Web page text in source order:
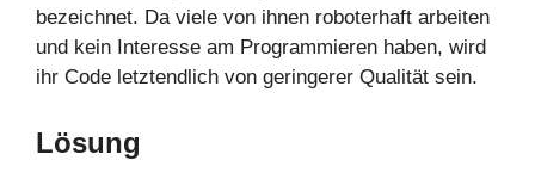
bezeichnet. Da viele von ihnen roboterhaft arbeiten
und kein Interesse am Programmieren haben, wird
ihr Code letztendlich von geringerer Qualität sein.
Lösung